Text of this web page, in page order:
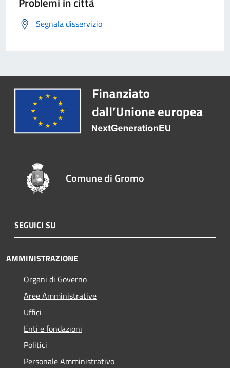
Segnala disservizio
Comune di Gromo
SEGUICI SU
AMMINISTRAZIONE
Organi di Governo
Aree Amministrative
Uffici
Enti e fondazioni
Politici
Personale Amministrativo